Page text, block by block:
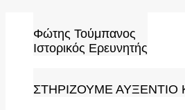
content
Φώτης Τούμπανος
Ιστορικός Ερευνητής
ΣΤΗΡΙΖΟΥΜΕ ΑΥΞΕΝΤΙΟ